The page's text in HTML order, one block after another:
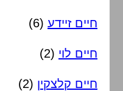
חיים זיידע (6)
חיים לוי (2)
חיים קלצקין (2)